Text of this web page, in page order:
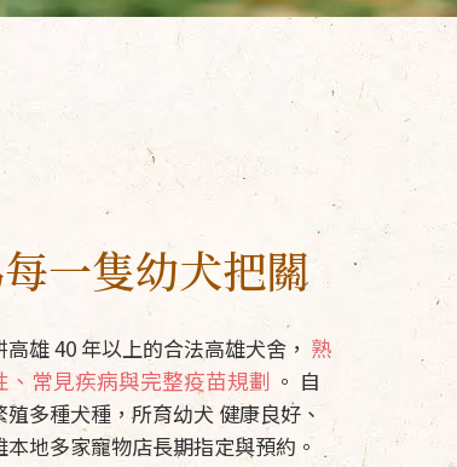
一隻幼犬把關
雄 40 年以上的合法高雄犬舍， 熟
常見疾病與完整疫苗規劃 。 自
多種犬種，所育幼犬 健康良好、
地多家寵物店長期指定與預約。